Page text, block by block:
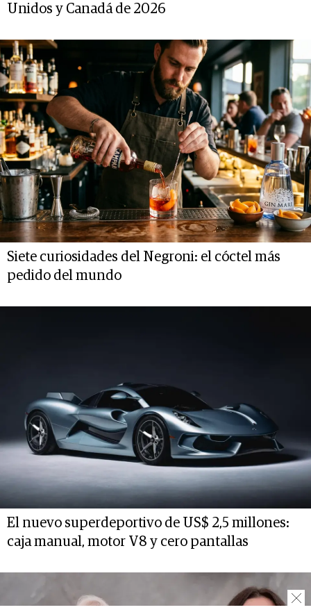
Unidos y Canadá de 2026
Siete curiosidades del Negroni: el cóctel más
pedido del mundo
El nuevo superdeportivo de US$ 2,5 millones:
caja manual, motor V8 y cero pantallas